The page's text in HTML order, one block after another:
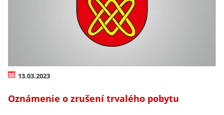
13.03.2023
Oznámenie o zrušení trvalého pobytu